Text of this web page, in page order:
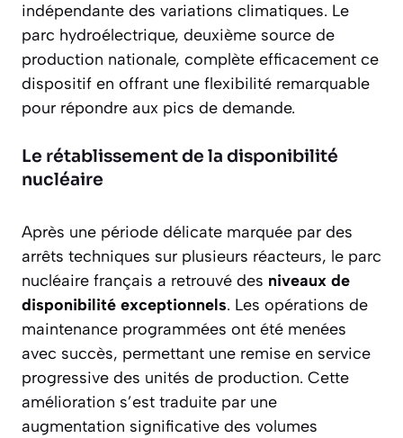
indépendante des variations climatiques. Le
parc hydroélectrique, deuxième source de
production nationale, complète efficacement ce
dispositif en offrant une flexibilité remarquable
pour répondre aux pics de demande.
Le rétablissement de la disponibilité
nucléaire
Après une période délicate marquée par des
arrêts techniques sur plusieurs réacteurs, le parc
nucléaire français a retrouvé des niveaux de
disponibilité exceptionnels. Les opérations de
maintenance programmées ont été menées
avec succès, permettant une remise en service
progressive des unités de production. Cette
amélioration s’est traduite par une
augmentation significative des volumes